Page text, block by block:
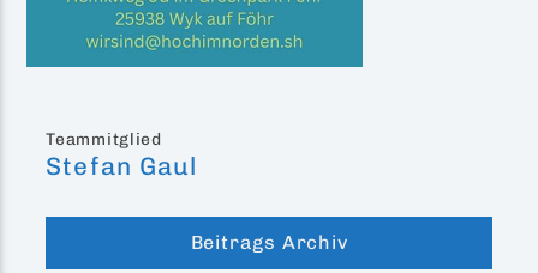
Teammitglied
Stefan Gaul
Beitrags Archiv